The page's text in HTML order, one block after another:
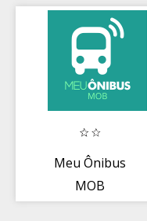
Meu Ônibus
MOB